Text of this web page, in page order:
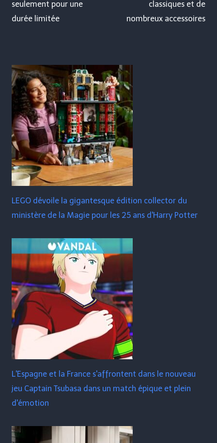
seulement pour une
durée limitée
classiques et de
nombreux accessoires
LEGO dévoile la gigantesque édition collector du
ministère de la Magie pour les 25 ans d'Harry Potter
L'Espagne et la France s'affrontent dans le nouveau
jeu Captain Tsubasa dans un match épique et plein
d'émotion